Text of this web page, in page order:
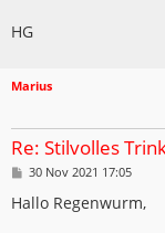
HG
Marius
Re: Stilvolles
B
i
t
30 Nov 2021 17:05
Hallo Regenwurm,